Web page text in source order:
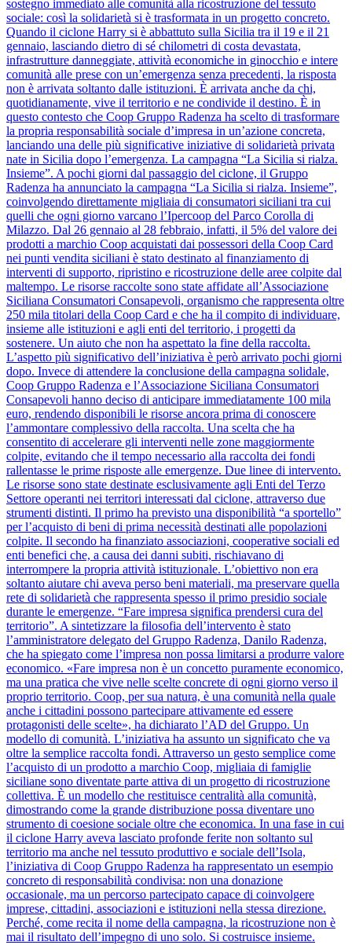
sostegno immediato alle comunità alla ricostruzione del tessuto
sociale: così la solidarietà si è trasformata in un progetto concreto.
Quando il ciclone Harry si è abbattuto sulla Sicilia tra il 19 e il 21
gennaio, lasciando dietro di sé chilometri di costa devastata,
infrastrutture danneggiate, attività economiche in ginocchio e intere
comunità alle prese con un’emergenza senza precedenti, la risposta
non è arrivata soltanto dalle istituzioni. È arrivata anche da chi,
quotidianamente, vive il territorio e ne condivide il destino. È in
questo contesto che Coop Gruppo Radenza ha scelto di trasformare
la propria responsabilità sociale d’impresa in un’azione concreta,
lanciando una delle più significative iniziative di solidarietà privata
nate in Sicilia dopo l’emergenza. La campagna “La Sicilia si rialza.
Insieme”. A pochi giorni dal passaggio del ciclone, il Gruppo
Radenza ha annunciato la campagna “La Sicilia si rialza. Insieme”,
coinvolgendo direttamente migliaia di consumatori siciliani tra cui
quelli che ogni giorno varcano l’Ipercoop del Parco Corolla di
Milazzo. Dal 26 gennaio al 28 febbraio, infatti, il 5% del valore dei
prodotti a marchio Coop acquistati dai possessori della Coop Card
nei punti vendita siciliani è stato destinato al finanziamento di
interventi di supporto, ripristino e ricostruzione delle aree colpite dal
maltempo. Le risorse raccolte sono state affidate all’Associazione
Siciliana Consumatori Consapevoli, organismo che rappresenta oltre
250 mila titolari della Coop Card e che ha il compito di individuare,
insieme alle istituzioni e agli enti del territorio, i progetti da
sostenere. Un aiuto che non ha aspettato la fine della raccolta.
L’aspetto più significativo dell’iniziativa è però arrivato pochi giorni
dopo. Invece di attendere la conclusione della campagna solidale,
Coop Gruppo Radenza e l’Associazione Siciliana Consumatori
Consapevoli hanno deciso di anticipare immediatamente 100 mila
euro, rendendo disponibili le risorse ancora prima di conoscere
l’ammontare complessivo della raccolta. Una scelta che ha
consentito di accelerare gli interventi nelle zone maggiormente
colpite, evitando che il tempo necessario alla raccolta dei fondi
rallentasse le prime risposte alle emergenze. Due linee di intervento.
Le risorse sono state destinate esclusivamente agli Enti del Terzo
Settore operanti nei territori interessati dal ciclone, attraverso due
strumenti distinti. Il primo ha previsto una disponibilità “a sportello”
per l’acquisto di beni di prima necessità destinati alle popolazioni
colpite. Il secondo ha finanziato associazioni, cooperative sociali ed
enti benefici che, a causa dei danni subiti, rischiavano di
interrompere la propria attività istituzionale. L’obiettivo non era
soltanto aiutare chi aveva perso beni materiali, ma preservare quella
rete di solidarietà che rappresenta spesso il primo presidio sociale
durante le emergenze. “Fare impresa significa prendersi cura del
territorio”. A sintetizzare la filosofia dell’intervento è stato
l’amministratore delegato del Gruppo Radenza, Danilo Radenza,
che ha spiegato come l’impresa non possa limitarsi a produrre valore
economico. «Fare impresa non è un concetto puramente economico,
ma una pratica che vive nelle scelte concrete di ogni giorno verso il
proprio territorio. Coop, per sua natura, è una comunità nella quale
anche i cittadini possono partecipare attivamente ed essere
protagonisti delle scelte», ha dichiarato l’AD del Gruppo. Un
modello di comunità. L’iniziativa ha assunto un significato che va
oltre la semplice raccolta fondi. Attraverso un gesto semplice come
l’acquisto di un prodotto a marchio Coop, migliaia di famiglie
siciliane sono diventate parte attiva di un progetto di ricostruzione
collettiva. È un modello che restituisce centralità alla comunità,
dimostrando come la grande distribuzione possa diventare uno
strumento di coesione sociale oltre che economica. In una fase in cui
il ciclone Harry aveva lasciato profonde ferite non soltanto sul
territorio ma anche nel tessuto produttivo e sociale dell’Isola,
l’iniziativa di Coop Gruppo Radenza ha rappresentato un esempio
concreto di responsabilità condivisa: non una donazione
occasionale, ma un percorso partecipato capace di coinvolgere
imprese, cittadini, associazioni e istituzioni nella stessa direzione.
Perché, come recita il nome della campagna, la ricostruzione non è
mai il risultato dell’impegno di uno solo. Si costruisce insieme.